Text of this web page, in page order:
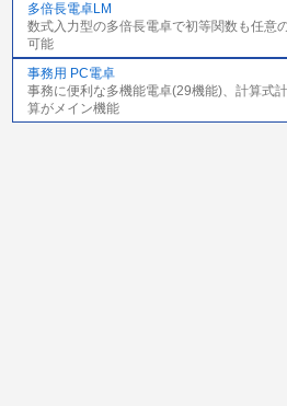
多倍長電卓LM
数式入力型の多倍長電卓で初等関数も任意
可能
事務用 PC電卓
事務に便利な多機能電卓(29機能)、計算式
算がメイン機能